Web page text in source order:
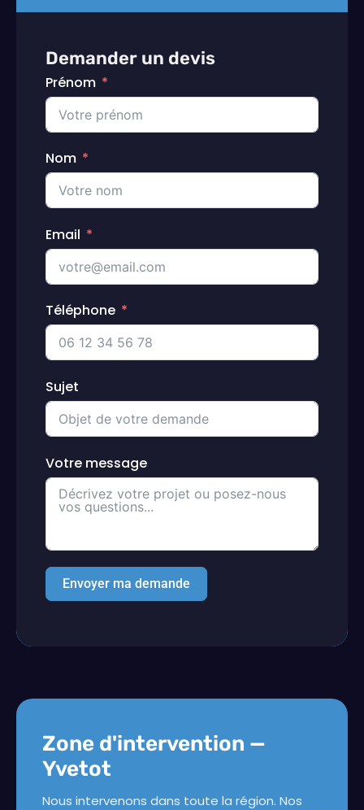
Demander un devis
Prénom
Nom
Email
Téléphone
Sujet
Votre message
Envoyer ma demande
Zone d'intervention —
Yvetot
Nous intervenons dans toute la région. Nos